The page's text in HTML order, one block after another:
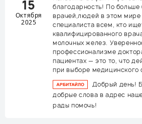
15
Октября
2025
благодарность! По больше
врачей,людей в этом
специалиста всем, кто
квалифицированного
молочных желез.
профессионализме
пациентах — это то, что
при выборе медицинского
Добрый день!
добрые слова в адрес
рады помочь!